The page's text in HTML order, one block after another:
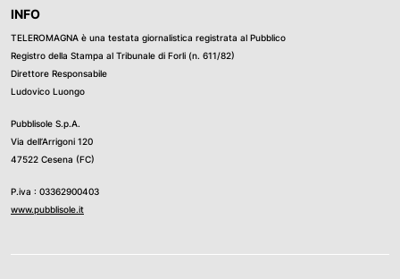
INFO
TELEROMAGNA è una testata giornalistica registrata al Pubblico
Registro della Stampa al Tribunale di Forli (n. 611/82)
Direttore Responsabile
Ludovico Luongo
Pubblisole S.p.A.
Via dell’Arrigoni 120
47522 Cesena (FC)
P.iva : 03362900403
www.pubblisole.it